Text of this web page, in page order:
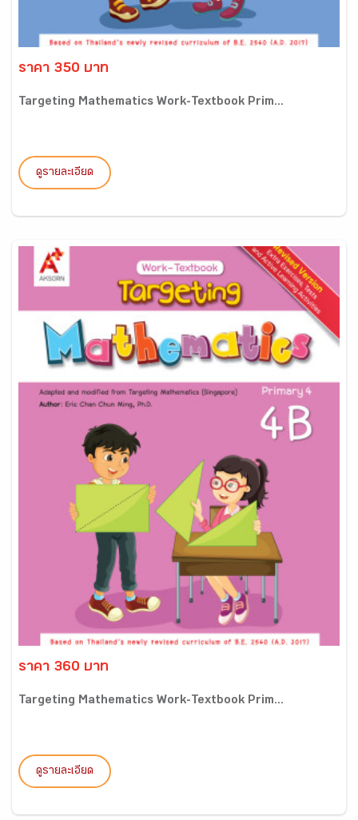
ราคา 350 บาท
Targeting Mathematics Work-Textbook Prim...
ดูรายละเอียด
ราคา 360 บาท
Targeting Mathematics Work-Textbook Prim...
ดูรายละเอียด